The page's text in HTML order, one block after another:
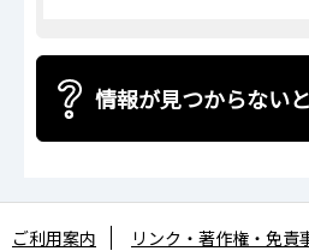
情報が見つからない
ご利用案内 リンク・著作権・免責